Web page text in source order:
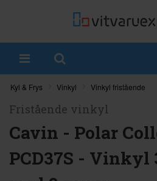
Kyl & Frys Vinkyl Vinkyl fristående
Fristående vinkyl
Cavin - Polar
PCD37S - Vinkyl